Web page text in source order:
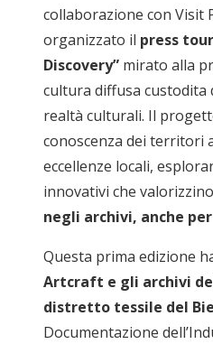
collaborazione con Visit
organizzato il press
Discovery” mirato alla
cultura diffusa custodita
realtà culturali. Il
conoscenza dei territori
eccellenze locali,
innovativi che
negli archivi, anche
Questa prima edizione
Artcraft e gli archivi
distretto tessile del
Documentazione